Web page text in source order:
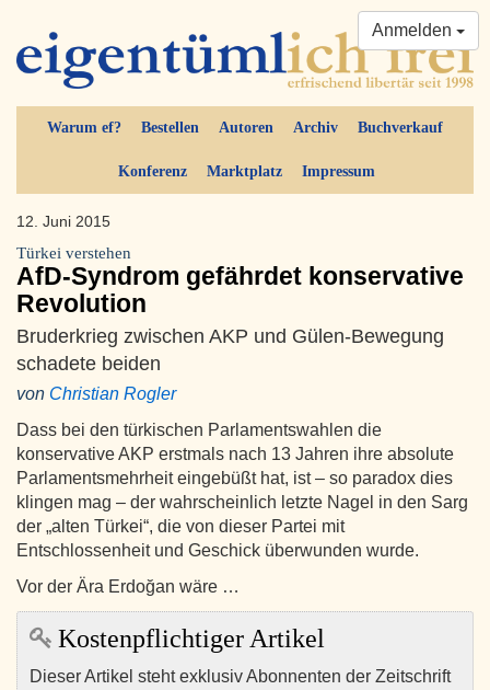
Warum ef? Bestellen Autoren Archiv Buchverkauf
Konferenz Marktplatz Impressum
Anmelden
12. Juni 2015
Türkei verstehen
AfD-Syndrom gefährdet konservative
Revolution
Bruderkrieg zwischen AKP und Gülen-Bewegung
schadete beiden
von Christian Rogler
Dass bei den türkischen Parlamentswahlen die
konservative AKP erstmals nach 13 Jahren ihre absolute
Parlamentsmehrheit eingebüßt hat, ist – so paradox dies
klingen mag – der wahrscheinlich letzte Nagel in den Sarg
der „alten Türkei“, die von dieser Partei mit
Entschlossenheit und Geschick überwunden wurde.
Vor der Ära Erdoğan wäre …
Kostenpflichtiger Artikel
Dieser Artikel steht exklusiv Abonnenten der Zeitschrift